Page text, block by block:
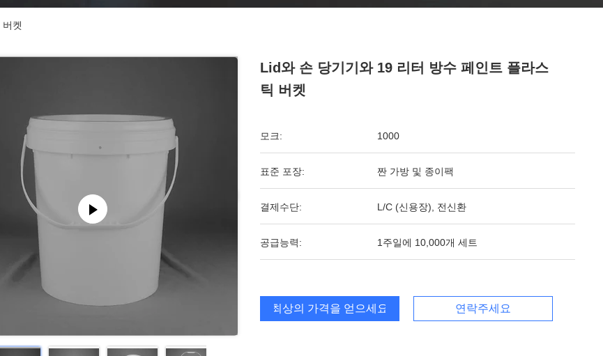
켓
Lid와 손 당기기와 19 리터 방수 페인트 플라스
틱 버켓
모크: 1000
표준 포장: 짠 가방 및 종이팩
결제수단: L/C (신용장), 전신환
공급능력: 1주일에 10,000개 세트
최상의 가격을 얻으세요 연락주세요